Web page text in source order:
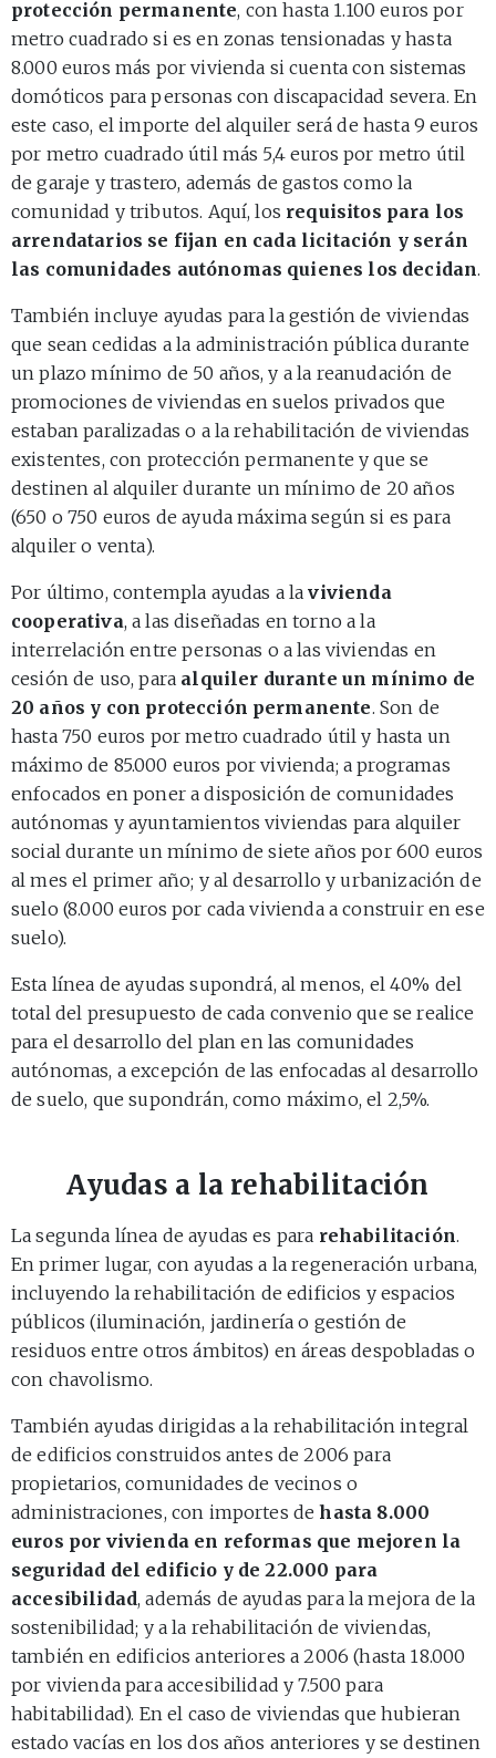
protección permanente, con hasta 1.100 euros por
metro cuadrado si es en zonas tensionadas y hasta
8.000 euros más por vivienda si cuenta con sistemas
domóticos para personas con discapacidad severa. En
este caso, el importe del alquiler será de hasta 9 euros
por metro cuadrado útil más 5,4 euros por metro útil
de garaje y trastero, además de gastos como la
comunidad y tributos. Aquí, los requisitos para los
arrendatarios se fijan en cada licitación y serán
las comunidades autónomas quienes los decidan.
También incluye ayudas para la gestión de viviendas
que sean cedidas a la administración pública durante
un plazo mínimo de 50 años, y a la reanudación de
promociones de viviendas en suelos privados que
estaban paralizadas o a la rehabilitación de viviendas
existentes, con protección permanente y que se
destinen al alquiler durante un mínimo de 20 años
(650 o 750 euros de ayuda máxima según si es para
alquiler o venta).
Por último, contempla ayudas a lavivienda
cooperativa, a las diseñadas en torno a la
interrelación entre personas o a las viviendas en
cesión de uso, para alquiler durante un mínimo de
20 años y con protección permanente. Son de
hasta 750 euros por metro cuadrado útil y hasta un
máximo de 85.000 euros por vivienda; a programas
enfocados en poner a disposición de comunidades
autónomas y ayuntamientos viviendas para alquiler
social durante un mínimo de siete años por 600 euros
al mes el primer año; y al desarrollo y urbanización de
suelo (8.000 euros por cada vivienda a construir en ese
suelo).
Esta línea de ayudas supondrá, al menos, el 40% del
total del presupuesto de cada convenio que se realice
para el desarrollo del plan en las comunidades
autónomas, a excepción de las enfocadas al desarrollo
de suelo, que supondrán, como máximo, el 2,5%.
Ayudas a la rehabilitación
La segunda línea de ayudas es para rehabilitación.
En primer lugar, con ayudas a la regeneración urbana,
incluyendo la rehabilitación de edificios y espacios
públicos (iluminación, jardinería o gestión de
residuos entre otros ámbitos) en áreas despobladas o
con chavolismo.
También ayudas dirigidas a la rehabilitación integral
de edificios construidos antes de 2006 para
propietarios, comunidades de vecinos o
administraciones, con importes dehasta 8.000
euros por vivienda en reformas que mejoren la
seguridad del edificio y de 22.000 para
accesibilidad, además de ayudas para la mejora de la
sostenibilidad; y a la rehabilitación de viviendas,
también en edificios anteriores a 2006 (hasta 18.000
por vivienda para accesibilidad y 7.500 para
habitabilidad). En el caso de viviendas que hubieran
estado vacías en los dos años anteriores y se destinen